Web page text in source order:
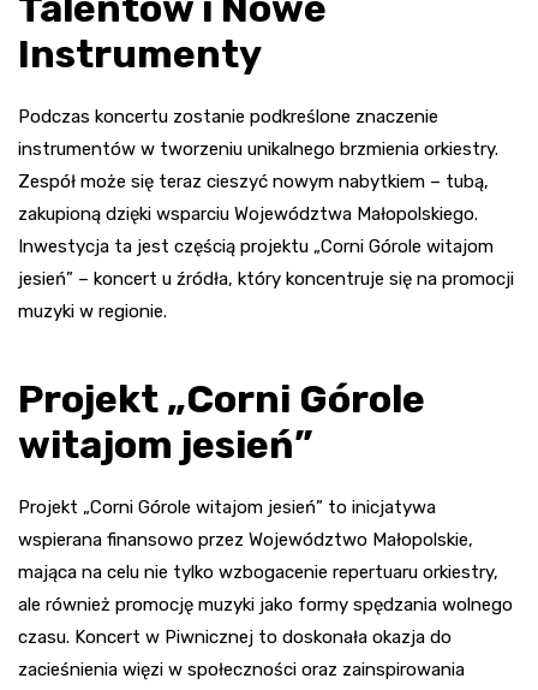
Instrumenty
Podczas koncertu zostanie podkreślone znaczenie
instrumentów w tworzeniu unikalnego brzmienia orkiestry.
Zespół może się teraz cieszyć nowym nabytkiem – tubą,
zakupioną dzięki wsparciu Województwa Małopolskiego.
Inwestycja ta jest częścią projektu „Corni Górole witajom
jesień” – koncert u źródła, który koncentruje się na promocji
muzyki w regionie.
Projekt „Corni Górole
witajom jesień”
Projekt „Corni Górole witajom jesień” to inicjatywa
wspierana finansowo przez Województwo Małopolskie,
mająca na celu nie tylko wzbogacenie repertuaru orkiestry,
ale również promocję muzyki jako formy spędzania wolnego
czasu. Koncert w Piwnicznej to doskonała okazja do
zacieśnienia więzi w społeczności oraz zainspirowania